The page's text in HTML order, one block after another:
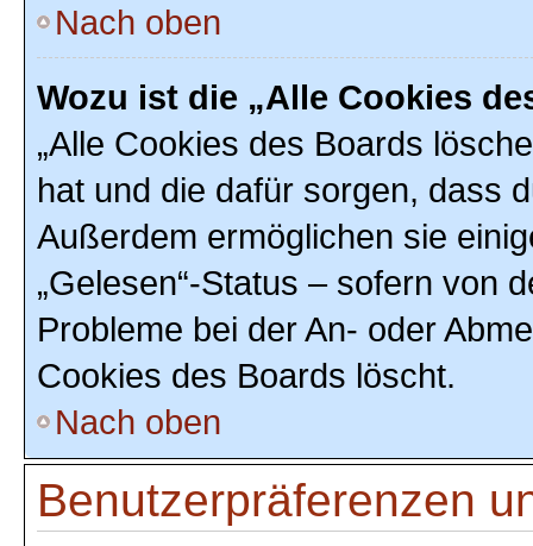
Nach oben
Wozu ist die „Alle Cookies
„Alle Cookies des Boards
hat und die dafür sorgen, dass
Außerdem ermöglichen sie
„Gelesen“-Status – sofern von
Probleme bei der An- oder
Cookies des Boards löscht.
Nach oben
Benutzerpräferenzen